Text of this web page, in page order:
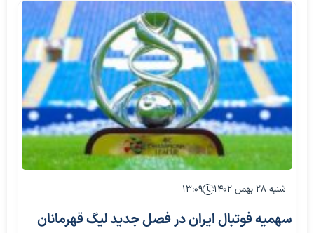
شنبه ۲۸ بهمن ۱۴۰۲ ۱۳:۰۹
سهمیه فوتبال ایران در فصل جدید لیگ قهرمانان